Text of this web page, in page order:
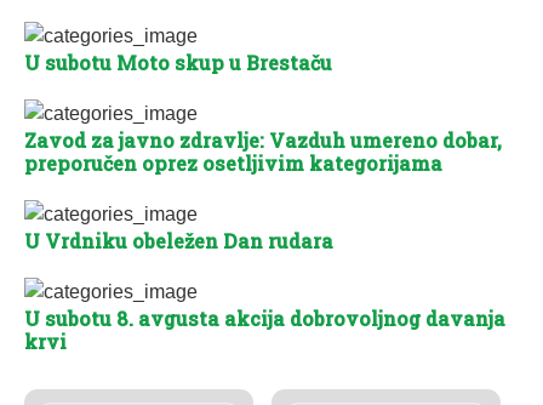
U subotu Moto skup u Brestaču
Zavod za javno zdravlje: Vazduh umereno dobar,
preporučen oprez osetljivim kategorijama
U Vrdniku obeležen Dan rudara
U subotu 8. avgusta akcija dobrovoljnog davanja
krvi